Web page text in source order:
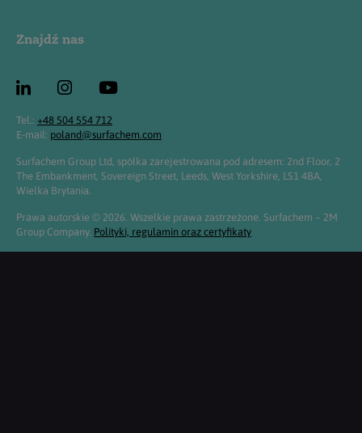
Znajdź nas
Tel.: +48 504 554 712
E-mail: poland@surfachem.com
Surfachem Group Ltd, spółka zarejestrowana pod adresem: 2nd Floor, 2
The Embankment, Sovereign Street, Leeds, West Yorkshire, LS1 4BA,
Wielka Brytania.
Prawa autorskie © 2026. Wszelkie prawa zastrzeżone. Surfachem – 2M
Group Company. Polityki, regulamin oraz certyfikaty